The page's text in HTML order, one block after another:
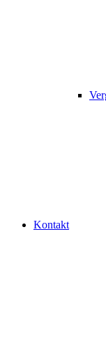
Kontakt